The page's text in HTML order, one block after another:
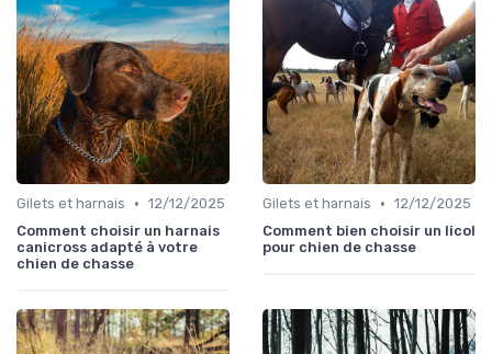
Gilets et harnais • 12/12/2025
Comment choisir un harnais
canicross adapté à votre
chien de chasse
Gilets et harnais • 12/12/2025
Comment bien choisir un licol
pour chien de chasse